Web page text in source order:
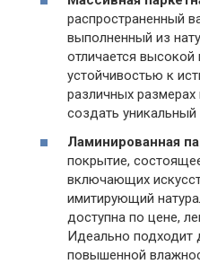
распространенный
выполненный из
отличается
устойчивостью к
различных
создать уникальный
Ламинированная
покрытие,
включающих
имитирующий
доступна по цене,
Идеально подходит
повышенной